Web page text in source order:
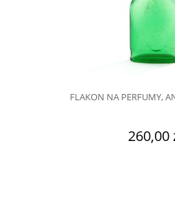
FLAKON NA PERFUMY,
260,00